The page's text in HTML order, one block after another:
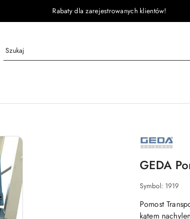
Rabaty dla zarejestrowanych klientów!
GEDA
GEDA
Symbol: 1919
Pomost
kątem